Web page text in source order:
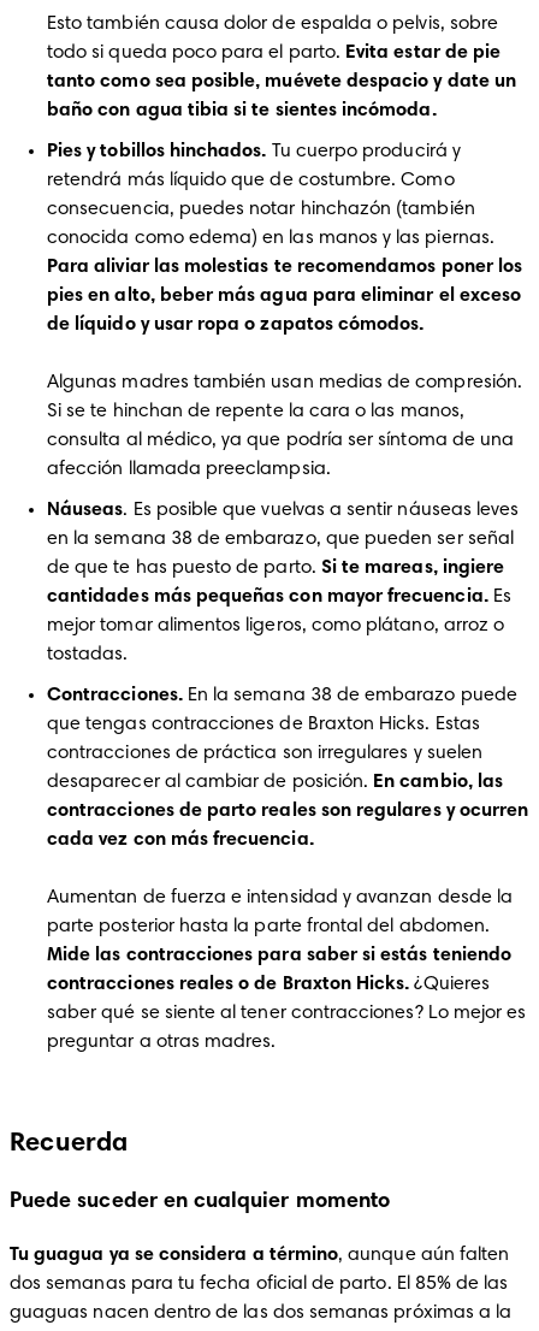
Esto también causa dolor de espalda o pelvis, sobre
todo si queda poco para el parto. Evita estar de pie
tanto como sea posible, muévete despacio y date un
baño con agua tibia si te sientes incómoda.
Pies y tobillos hinchados. Tu cuerpo producirá y
retendrá más líquido que de costumbre. Como
consecuencia, puedes notar hinchazón (también
Para aliviar las molestias te recomendamos poner los
pies en alto, beber más agua para eliminar el exceso
Algunas madres también usan medias de compresión.
Si se te hinchan de repente la cara o las manos,
consulta al médico, ya que podría ser síntoma de una
afección llamada preeclampsia.
Náuseas. Es posible que vuelvas a sentir náuseas leves
en la semana 38 de embarazo, que pueden ser señal
de que te has puesto de parto. Si te mareas, ingiere
cantidades más pequeñas con mayor frecuencia. Es
mejor tomar alimentos ligeros, como plátano, arroz o
tostadas.
Contracciones. En la semana 38 de embarazo puede
que tengas contracciones de Braxton Hicks. Estas
contracciones de práctica son irregulares y suelen
desaparecer al cambiar de posición. En cambio, las
contracciones de parto reales son regulares y ocurren
Aumentan de fuerza e intensidad y avanzan desde la
parte posterior hasta la parte frontal del abdomen.
Mide las contracciones para saber si estás teniendo
contracciones reales o de Braxton Hicks. ¿Quieres
saber qué se siente al tener contracciones? Lo mejor es
preguntar a otras madres.
Recuerda
Puede suceder en cualquier momento
Tu guagua ya se considera a término, aunque aún falten
dos semanas para tu fecha oficial de parto. El 85% de las
guaguas nacen dentro de las dos semanas próximas a la